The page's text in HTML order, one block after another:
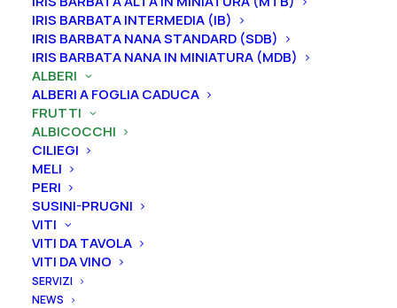
IRIS BARBATA INTERMEDIA (IB)
IRIS BARBATA NANA STANDARD (SDB)
IRIS BARBATA NANA IN MINIATURA (MDB)
ALBERI
ALBERI A FOGLIA CADUCA
FRUTTI
ALBICOCCHI
CILIEGI
MELI
PERI
SUSINI-PRUGNI
VITI
VITI DA TAVOLA
VITI DA VINO
SERVIZI
NEWS
sciroppata e si adatta bene in tutti gli ambienti
Dimensione vaso
Svuota
Albicocco
"San
Castrese"
quantità
Ordina subito questo prodotto!
Puoi acquistare ora questo prodotto contattandoci e
indicando la dimensione del vaso desiderata e la
quantità